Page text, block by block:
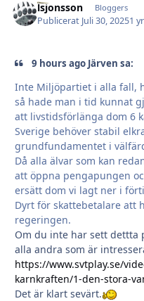
lsjonsson Bloggers
Publicerat Juli 30, 20251 yr
9 hours ago Järven sa:
Inte Miljöpartiet i alla fall,
så hade man i tid kunnat
att livstidsförlänga dom 6
Sverige behöver stabil
grundfundamentet i
Då alla älvar som kan
att öppna pengapungen
ersätt dom vi lagt ner i
Dyrt för skattebetalare att
regeringen.
Om du inte har sett dettta
alla andra som är
https://www.svtplay.se/
karnkraften/1-den-stora-
Det är klart sevärt.